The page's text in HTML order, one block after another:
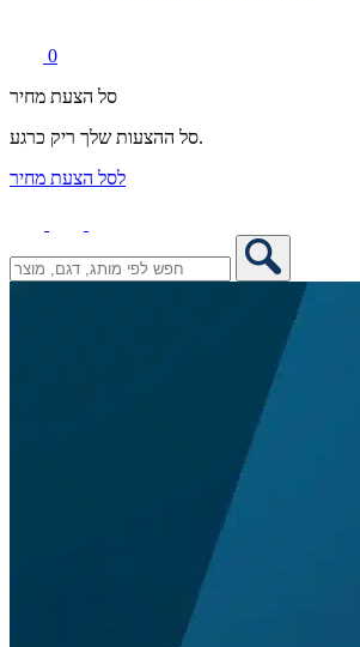
0
סל הצעת מחיר
סל ההצעות שלך ריק כרגע.
לסל הצעת מחיר